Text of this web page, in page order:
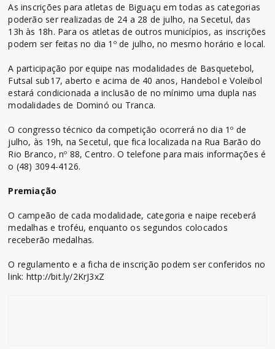
As inscrições para atletas de Biguaçu em todas as categorias
poderão ser realizadas de 24 a 28 de julho, na Secetul, das
13h às 18h. Para os atletas de outros municípios, as inscrições
podem ser feitas no dia 1º de julho, no mesmo horário e local.
A participação por equipe nas modalidades de Basquetebol,
Futsal sub17, aberto e acima de 40 anos, Handebol e Voleibol
estará condicionada a inclusão de no mínimo uma dupla nas
modalidades de Dominó ou Tranca.
O congresso técnico da competição ocorrerá no dia 1º de
julho, às 19h, na Secetul, que fica localizada na Rua Barão do
Rio Branco, nº 88, Centro. O telefone para mais informações é
o (48) 3094-4126.
Premiação
O campeão de cada modalidade, categoria e naipe receberá
medalhas e troféu, enquanto os segundos colocados
receberão medalhas.
O regulamento e a ficha de inscrição podem ser conferidos no
link: http://bit.ly/2KrJ3xZ